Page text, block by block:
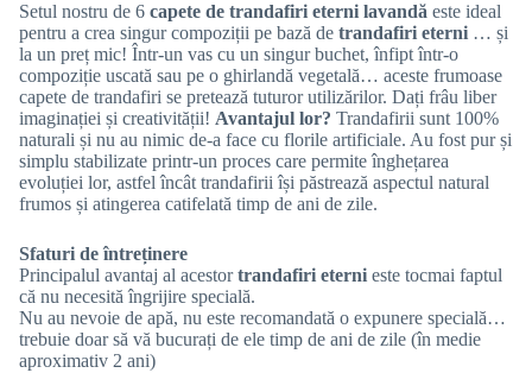
Setul nostru de 6 capete de trandafiri eterni lavandă este ideal
pentru a crea singur compoziții pe bază de trandafiri eterni … și
la un preț mic! Într-un vas cu un singur buchet, înfipt într-o
compoziție uscată sau pe o ghirlandă vegetală… aceste frumoase
capete de trandafiri se pretează tuturor utilizărilor. Dați frâu liber
imaginației și creativității! Avantajul lor? Trandafirii sunt 100%
naturali și nu au nimic de-a face cu florile artificiale. Au fost pur și
simplu stabilizate printr-un proces care permite înghețarea
evoluției lor, astfel încât trandafirii își păstrează aspectul natural
frumos și atingerea catifelată timp de ani de zile.
Sfaturi de întreținere
Principalul avantaj al acestortrandafiri eterni este tocmai faptul
că nu necesită îngrijire specială.
Nu au nevoie de apă, nu este recomandată o expunere specială…
trebuie doar să vă bucurați de ele timp de ani de zile (în medie
aproximativ 2 ani)